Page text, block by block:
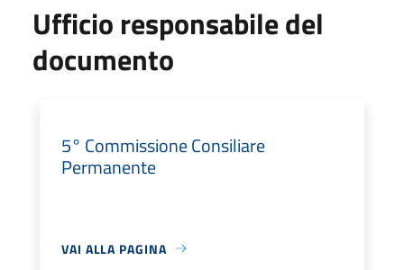
Ufficio responsabile del
documento
5° Commissione Consiliare
Permanente
VAI ALLA PAGINA